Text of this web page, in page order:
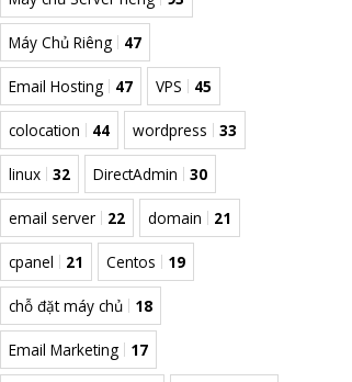
Máy Chủ Riêng 47
Email Hosting 47 VPS 45
colocation 44 wordpress 33
linux 32 DirectAdmin 30
email server 22 domain 21
cpanel 21 Centos 19
chỗ đặt máy chủ 18
Email Marketing 17